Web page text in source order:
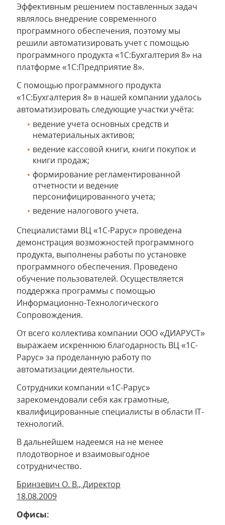
Эффективным решением поставленных задач
являлось внедрение современного
программного обеспечения, поэтому мы
решили автоматизировать учет с помощью
программного продукта «1С:Бухгалтерия 8» на
платформе «1С:Предприятие 8».
С помощью программного продукта
«1С:Бухгалтерия 8» в нашей компании удалось
автоматизировать следующие участки учёта:
ведение учета основных средств и
нематериальных активов;
ведение кассовой книги, книги покупок и
книги продаж;
формирование регламентированной
отчетности и ведение
персонифицированного учета;
ведение налогового учета.
Специалистами ВЦ «1С-Рарус» проведена
демонстрация возможностей программного
продукта, выполнены работы по установке
программного обеспечения. Проведено
обучение пользователей. Осуществляется
поддержка программы с помощью
Информационно-Технологического
Сопровождения.
От всего коллектива компании ООО «ДИАРУСТ»
выражаем искреннюю благодарность ВЦ «1С-
Рарус» за проделанную работу по
автоматизации деятельности.
Сотрудники компании «1С-Рарус»
зарекомендовали себя как грамотные,
квалифицированные специалисты в области IT-
технологий.
В дальнейшем надеемся на не менее
плодотворное и взаимовыгодное
сотрудничество.
Бринзевич О. В., Директор
18.08.2009
Офисы: